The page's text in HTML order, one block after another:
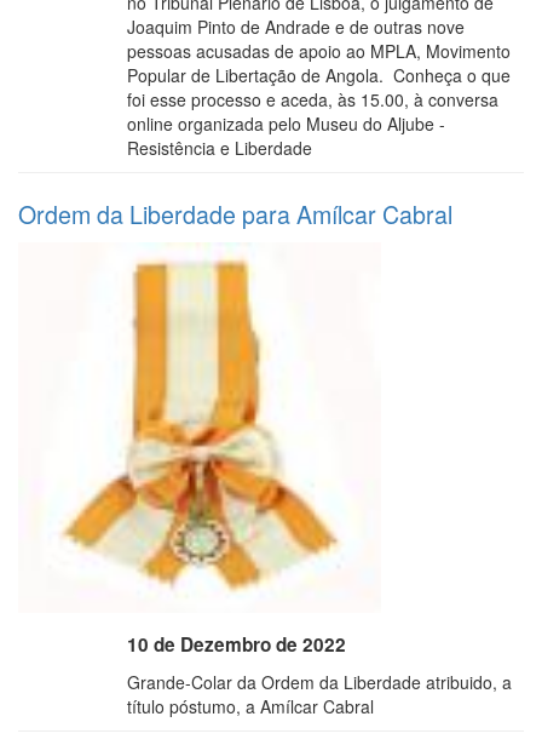
Joaquim Pinto de Andrade e de outras nove
pessoas acusadas de apoio ao MPLA, Movimento
Popular de Libertação de Angola. Conheça o que
foi esse processo e aceda, às 15.00, à conversa
online organizada pelo Museu do Aljube -
Resistência e Liberdade
Ordem da Liberdade para Amílcar Cabral
10 de Dezembro de 2022
Grande-Colar da Ordem da Liberdade atribuido, a
título póstumo, a Amílcar Cabral